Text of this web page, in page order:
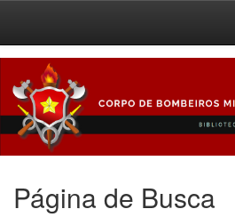
navigation
Página de Busca